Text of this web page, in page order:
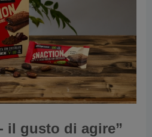
il gusto di agire”